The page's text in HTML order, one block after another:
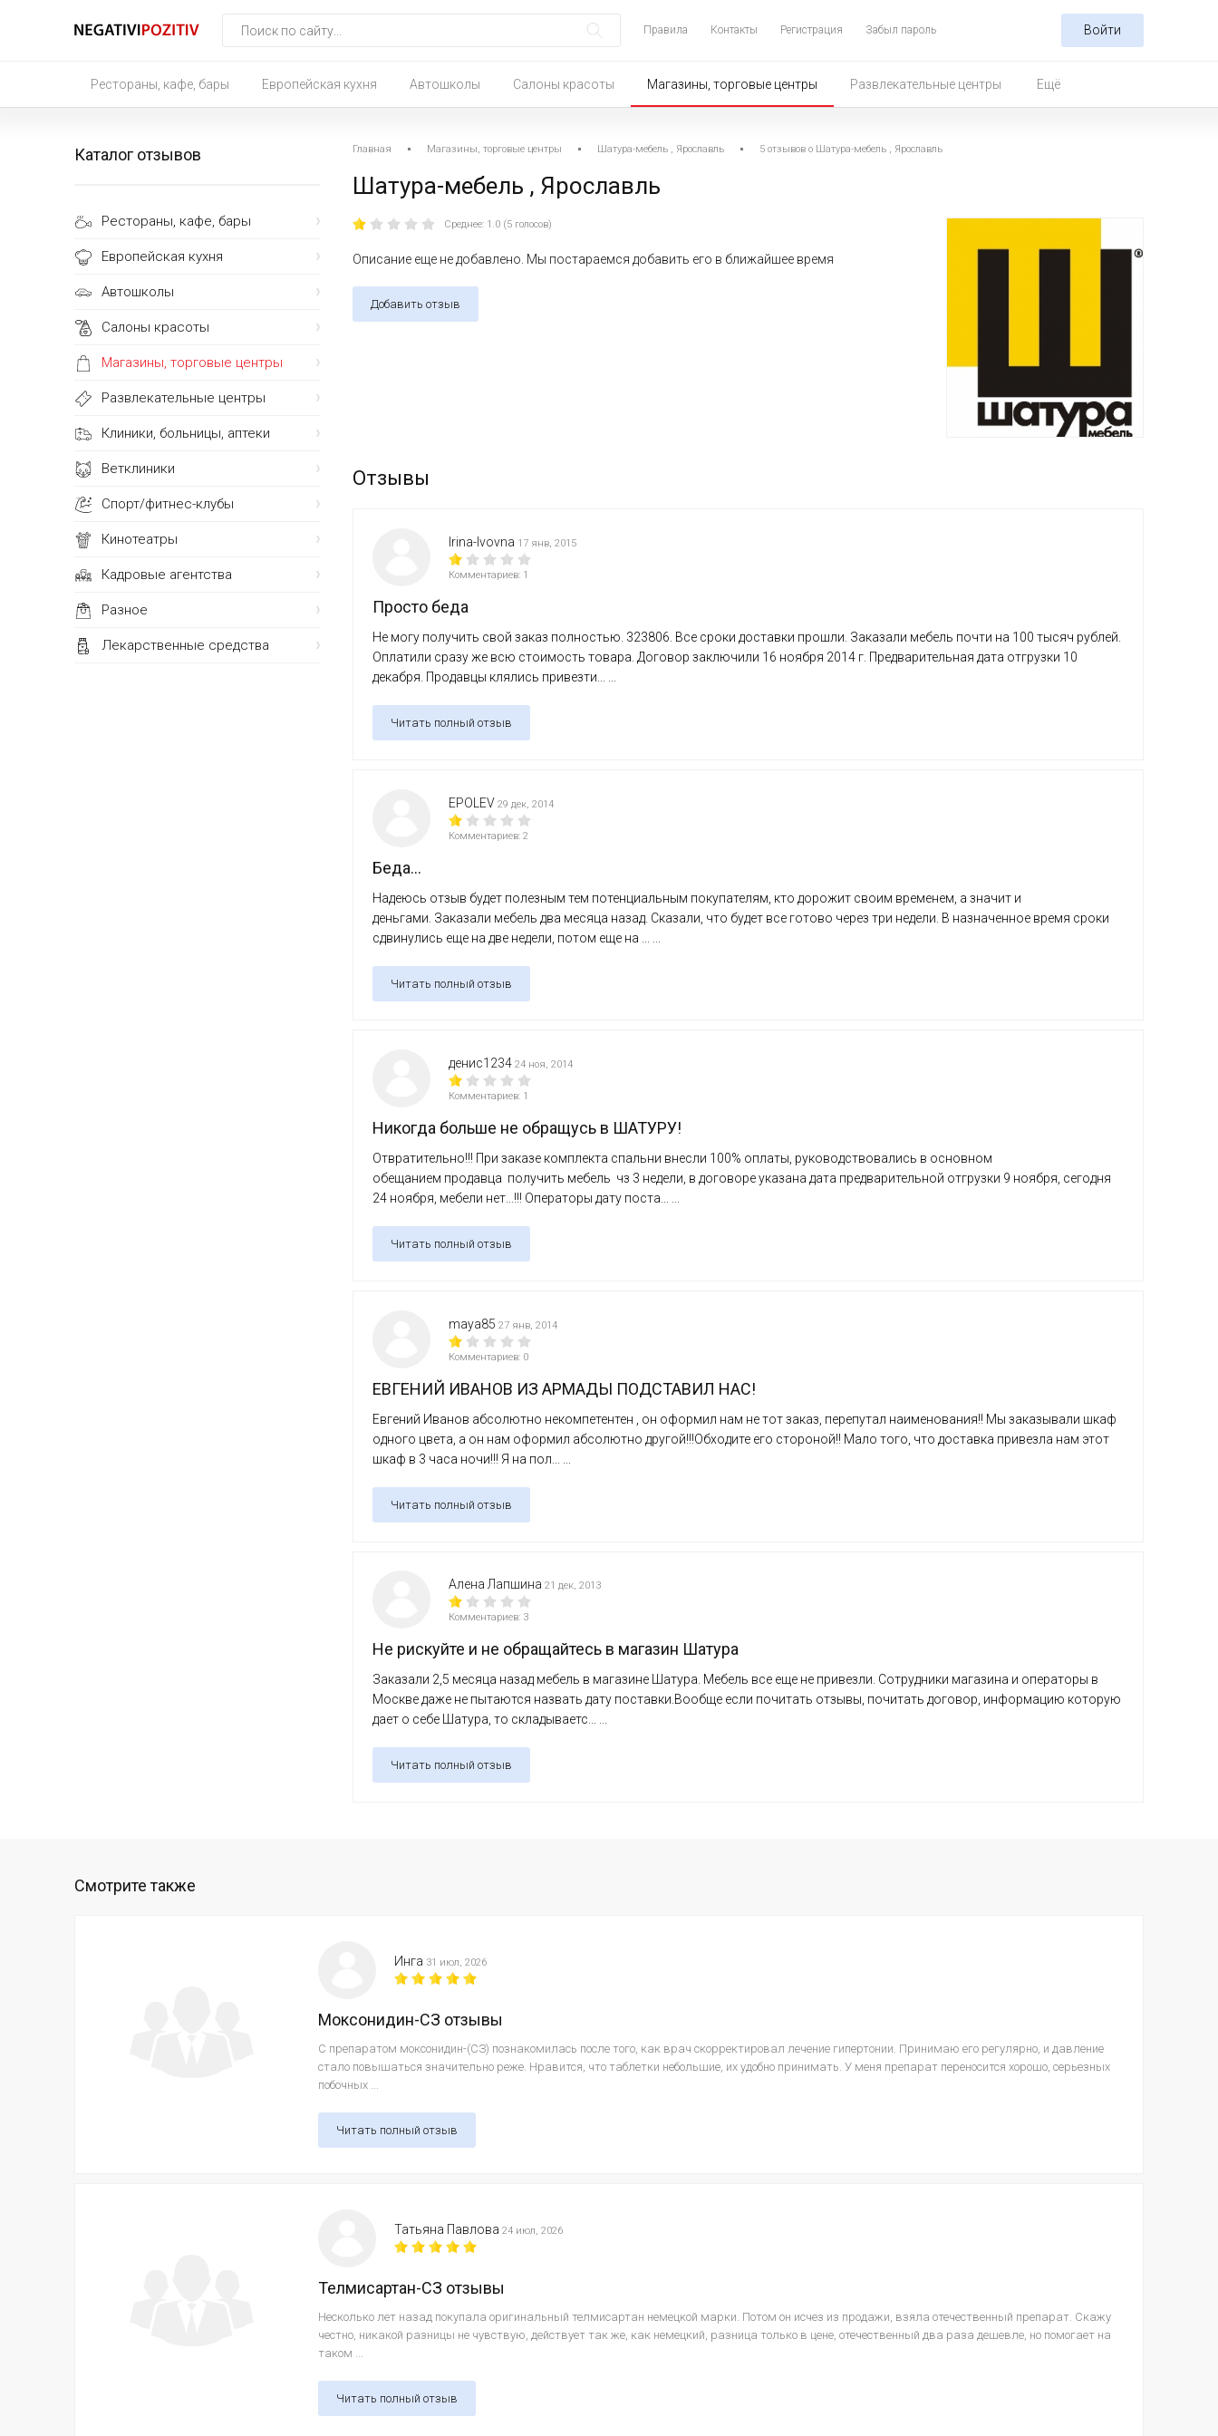
Правила Контакты Регистрация Забыл пароль Войти
Рестораны, кафе, бары Европейская кухня Автошколы Салоны красоты Магазины, торговые центры Развлекательные центры Ещё
Каталог отзывов
Рестораны, кафе, бары
Европейская кухня
Автошколы
Салоны красоты
Магазины, торговые центры
Развлекательные центры
Клиники, больницы, аптеки
Ветклиники
Спорт/фитнес-клубы
Кинотеатры
Кадровые агентства
Разное
Лекарственные средства
Главная Магазины, торговые центры Шатура-мебель , Ярославль 5 отзывов о Шатура-мебель , Ярославль
Шатура-мебель , Ярославль
Среднее: 1.0 (5 голосов)
Описание еще не добавлено. Мы постараемся добавить его в ближайшее время
Добавить отзыв
Отзывы
Irina-lvovna 17 янв, 2015
Комментариев: 1
Просто беда
Не могу получить свой заказ полностью. 323806. Все сроки доставки прошли. Заказали мебель почти на 100 тысяч рублей.
Оплатили сразу же всю стоимость товара. Договор заключили 16 ноября 2014 г. Предварительная дата отгрузки 10
декабря. Продавцы клялись привезти... ...
Читать полный отзыв
EPOLEV 29 дек, 2014
Комментариев: 2
Беда...
Надеюсь отзыв будет полезным тем потенциальным покупателям, кто дорожит своим временем, а значит и
деньгами. Заказали мебель два месяца назад. Сказали, что будет все готово через три недели. В назначенное время сроки
сдвинулись еще на две недели, потом еще на ... ...
Читать полный отзыв
денис1234 24 ноя, 2014
Комментариев: 1
Никогда больше не обращусь в ШАТУРУ!
Отвратительно!!! При заказе комплекта спальни внесли 100% оплаты, руководствовались в основном
обещанием продавца получить мебель чз 3 недели, в договоре указана дата предварительной отгрузки 9 ноября, сегодня
24 ноября, мебели нет...!!! Операторы дату поста... ...
Читать полный отзыв
maya85 27 янв, 2014
Комментариев: 0
ЕВГЕНИЙ ИВАНОВ ИЗ АРМАДЫ ПОДСТАВИЛ НАС!
Евгений Иванов абсолютно некомпетентен , он оформил нам не тот заказ, перепутал наименования!! Мы заказывали шкаф
одного цвета, а он нам оформил абсолютно другой!!!Обходите его стороной!! Мало того, что доставка привезла нам этот
шкаф в 3 часа ночи!!! Я на пол... ...
Читать полный отзыв
Алена Лапшина 21 дек, 2013
Комментариев: 3
Не рискуйте и не обращайтесь в магазин Шатура
Заказали 2,5 месяца назад мебель в магазине Шатура. Мебель все еще не привезли. Сотрудники магазина и операторы в
Москве даже не пытаются назвать дату поставки.Вообще если почитать отзывы, почитать договор, информацию которую
дает о себе Шатура, то складываетс... ...
Читать полный отзыв
Смотрите также
Инга 31 июл, 2026
Моксонидин-СЗ отзывы
С препаратом моксонидин-(СЗ) познакомилась после того, как врач скорректировал лечение гипертонии. Принимаю его регулярно, и давление
стало повышаться значительно реже. Нравится, что таблетки небольшие, их удобно принимать. У меня препарат переносится хорошо, серьезных
побочных ...
Читать полный отзыв
Татьяна Павлова24 июл, 2026
Телмисартан-СЗ отзывы
Несколько лет назад покупала оригинальный телмисартан немецкой марки. Потом он исчез из продажи, взяла отечественный препарат. Скажу
честно, никакой разницы не чувствую, действует так же, как немецкий, разница только в цене, отечественный два раза дешевле, но помогает на
таком ...
Читать полный отзыв